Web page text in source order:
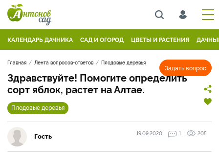
КАЛЕНДАРЬ ДАЧНИКА САД И ОГОРОД ЦВЕТЫ И РАСТЕНИЯ
Задать вопрос
Главная Лента вопросов-ответов Плодовые деревья
Здравствуйте! Помогите определить
сорт яблок, растет на Алтае.
Плодовые деревья
Гость 19.09.2020 1 205